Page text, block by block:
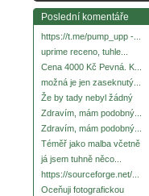
Poslední komentáře
https://t.me/pump_upp -...
uprime receno, tuhle...
Cena 4000 Kč Pevná. K...
možná je jen zaseknutý...
Že by tady nebyl žádný
Zdravím, mám podobný...
Zdravím, mám podobný...
Téměř jako malba včetně
já jsem tuhně něco...
https://sourceforge.net/...
Oceňuji fotografickou